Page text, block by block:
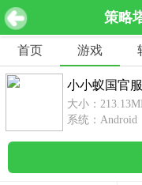
策略
网游分类
休闲益智
462款游戏
1642款游戏
首页 游戏
小小蚁国
小小蚁国官服
大小：
系统：Android